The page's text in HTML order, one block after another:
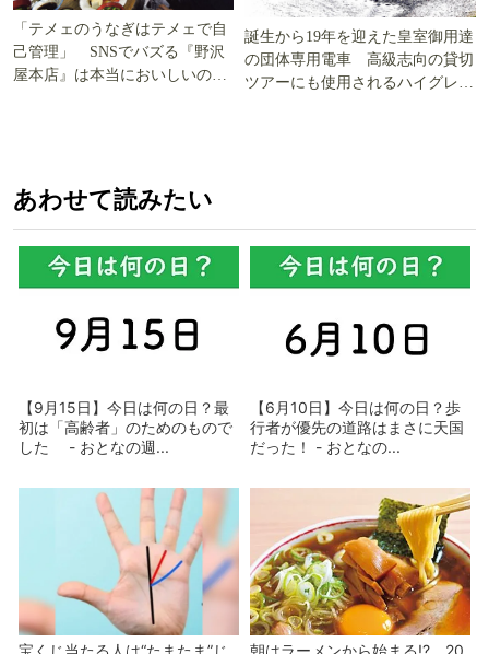
「テメェのうなぎはテメェで自
己管理」 SNSでバズる『野沢
屋本店』は本当においしいの
誕生から19年を迎えた皇室御用達
の団体専用電車 高級志向の貸切
ツアーにも使用されるハイグレー
あわせて読みたい
【9月15日】今日は何の日？最
初は「高齢者」のためのもので
した - おとなの週...
【6月10日】今日は何の日？歩
行者が優先の道路はまさに天国
だった！ - おとなの...
宝くじ当たる人は“たまたま”じ
朝はラーメンから始まる!? 20